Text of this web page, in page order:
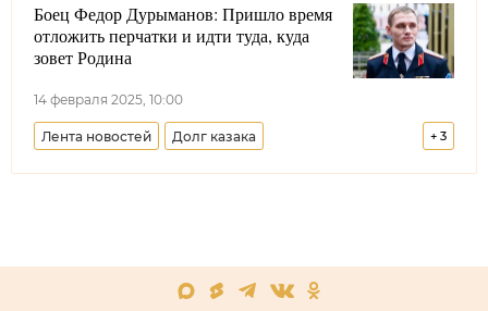
Боец Федор Дурыманов: Пришло время
отложить перчатки и идти туда, куда
зовет Родина
14 февраля 2025, 10:00
+ 3
Лента новостей Долг казака
Краснодарский край Кубанское казачье войско